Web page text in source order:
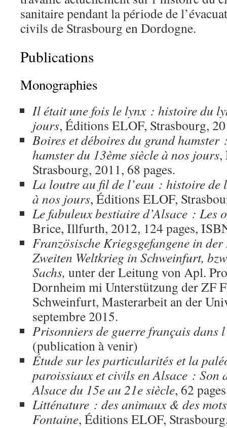
sanitaire pendant la période de
civils de Strasbourg en Dordogne.
Publications
Monographies
Il était une fois le lynx : histoire du
jours, Éditions ELOF, Strasbourg,
Boires et déboires du grand
hamster du 13ème siècle à nos jours,
Strasbourg, 2011, 68 pages.
La loutre au fil de l’eau : histoire de
à nos jours, Éditions ELOF,
Le fabuleux bestiaire d’Alsace : Les
Brice, Illfurth, 2012, 124 pages,
Französische Kriegsgefangene in
Zweiten Weltkrieg in Schweinfurt,
Sachs, unter der Leitung von Apl.
Dornheim mi Unterstützung der ZF
Schweinfurt, Masterarbeit an der
septembre 2015.
Prisonniers de guerre français dans
(publication à venir)
Étude sur les particularités et la
paroissiaux et civils en Alsace : Son
Alsace du 15e au 21e siècle, 62
Litténature : des animaux & des
Fontaine, Éditions ELOF,